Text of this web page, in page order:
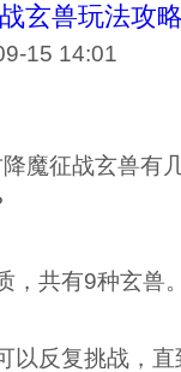
玄兽玩法攻
15 14:01
魔征战玄兽有
，共有9种玄兽
以反复挑战，